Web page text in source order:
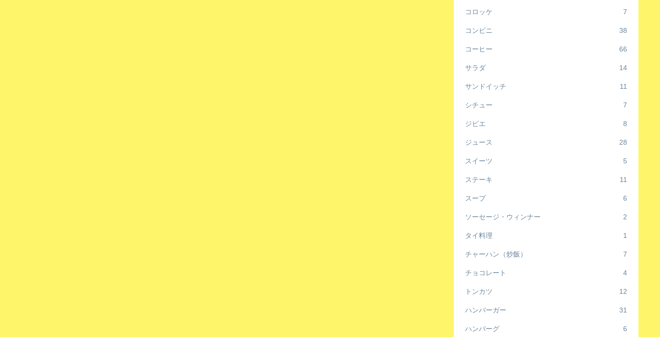
コロッケ 7
コンビニ 38
コーヒー 66
サラダ 14
サンドイッチ 11
シチュー 7
ジビエ 8
ジュース 28
スイーツ 5
ステーキ 11
スープ 6
ソーセージ・ウィンナー 2
タイ料理 1
チャーハン（炒飯） 7
チョコレート 4
トンカツ 12
ハンバーガー 31
ハンバーグ 6